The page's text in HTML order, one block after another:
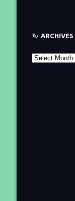
ARCHIVES
Archives